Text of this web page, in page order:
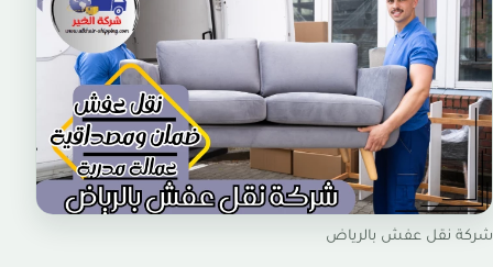
شركة نقل عفش بالرياض